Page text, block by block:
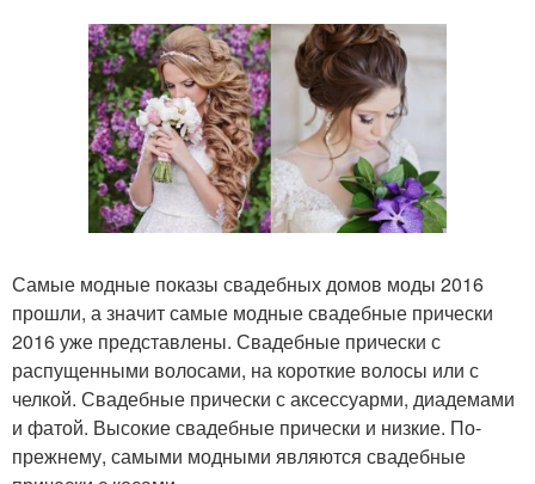
Самые модные показы свадебных домов моды 2016
прошли, а значит самые модные свадебные прически
2016 уже представлены. Свадебные прически с
распущенными волосами, на короткие волосы или с
челкой. Свадебные прически с аксессуарми, диадемами
и фатой. Высокие свадебные прически и низкие. По-
прежнему, самыми модными являются свадебные